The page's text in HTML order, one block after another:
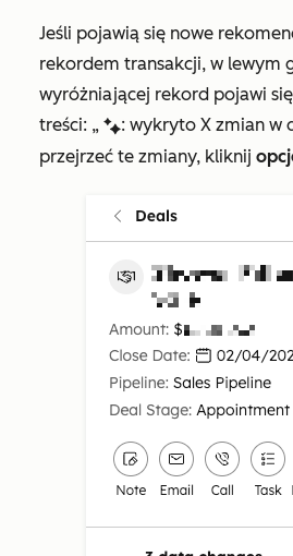
Jeśli pojawią się nowe
rekordem transakcji, w lewym
wyróżniającej rekord pojawi
treści: „ artificialIntelligenceEnhanced: wykryto X zmian w
przejrzeć te zmiany, kliknij